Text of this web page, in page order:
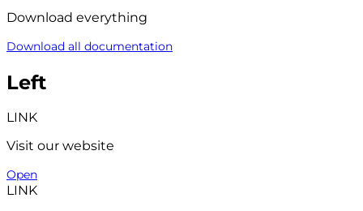
Download everything
Download all documentation
Left
LINK
Visit our website
Open
LINK